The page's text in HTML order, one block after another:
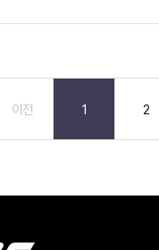
이전 1 2